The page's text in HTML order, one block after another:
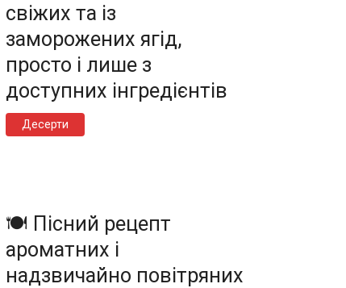
свіжих та із
заморожених ягід,
просто і лише з
доступних інгредієнтів
Десерти
🍽️ Пісний рецепт
ароматних і
надзвичайно повітряних